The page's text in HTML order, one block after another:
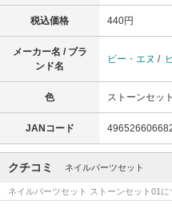
税込価格 440円
メーカー名 / ブラ
ンド名
ビー・エヌ /
色 ストーンセッ
JANコード
クチコミ ネイルパーツセット
ネイルパーツセット ストーンセット01